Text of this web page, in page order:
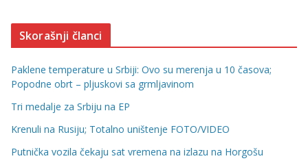
Skorašnji članci
Paklene temperature u Srbiji: Ovo su merenja u 10 časova;
Popodne obrt – pljuskovi sa grmljavinom
Tri medalje za Srbiju na EP
Krenuli na Rusiju; Totalno uništenje FOTO/VIDEO
Putnička vozila čekaju sat vremena na izlazu na Horgošu